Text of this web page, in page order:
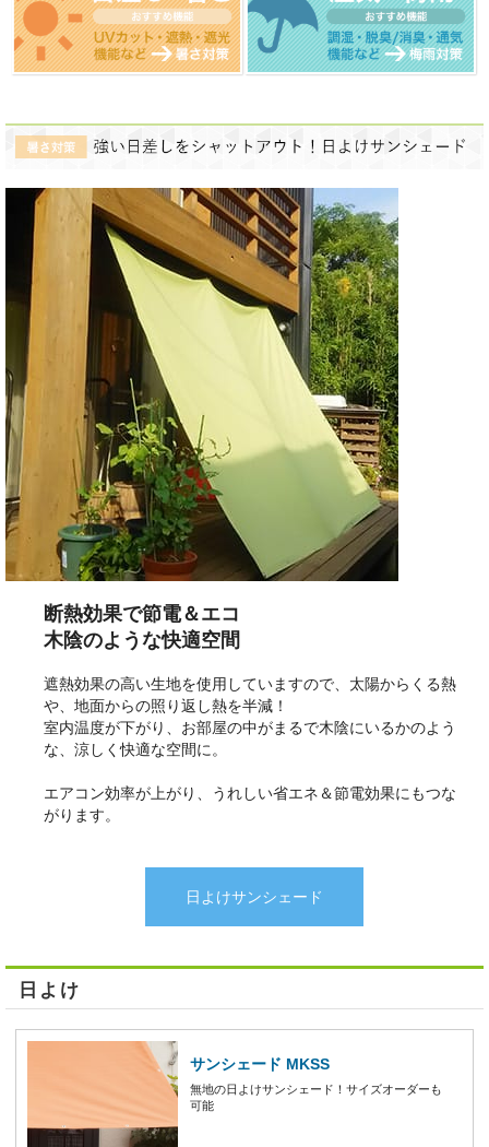
断熱効果で節電＆エコ
木陰のような快適空間
遮熱効果の高い生地を使用していますので、太陽からくる熱
や、地面からの照り返し熱を半減！
室内温度が下がり、お部屋の中がまるで木陰にいるかのよう
な、涼しく快適な空間に。
エアコン効率が上がり、うれしい省エネ＆節電効果にもつな
がります。
日よけサンシェード
日よけ
サンシェード MKSS
無地の日よけサンシェード！サイズオーダーも
可能